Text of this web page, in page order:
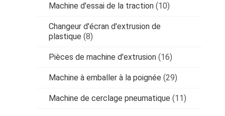
Machine d'essai de la traction (10)
Changeur d'écran d'extrusion de
plastique (8)
Pièces de machine d'extrusion (16)
Machine à emballer à la poignée (29)
Machine de cerclage pneumatique (11)